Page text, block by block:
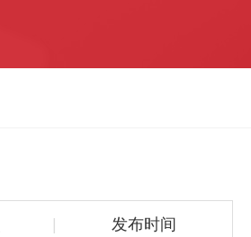
发布时间